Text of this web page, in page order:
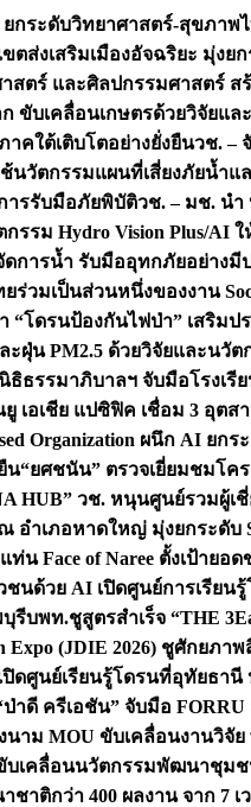
ยกระดับวิทยาศาสตร์-สุขภา
ตส่งเสริมเมืองอัจฉริยะ มุ่ง
ตร์ และศิลปกรรมศาสตร์
ขับเคลื่อนเกษตรด้วยวิจัยแล
าคใต้เติบโตอย่างยั่งยืนวช. –
นวัตกรรมแผนที่เสี่ยงภัยน้ำ
ารรับมือภัยพิบัติวช. – มช. นำ
รรม Hydro Vision Plus/AI
ดการน้ำ รับมืออุทกภัยอย่างมี
วมเป็นส่วนหนึ่งของงาน
“โดรนป้องกันไฟป่า” เสริ
ฝุ่น PM2.5 ด้วยวิจัยและนวัต
ธิธรรมาภิบาลฯ จับมือโรงเ
เอเชีย แปซิฟิค เชื่อม 3 อุ
Organization ผนึก AI ย
น“ยศชนัน” ตรวจเยี่ยมชมโค
HUB” วช. หนุนศูนย์รวม
อำเภอหาดใหญ่ มุ่งยกระดั
ท่น Face of Naree ตั้งเป้ายอ
นด้วย AI เปิดศูนย์การเรียน
บุรีบพท.ชูสูตรสำเร็จ “THE
Expo (JDIE 2026) ชูศักยภ
ปิดศูนย์เรียนรู้โดรนที่อุทัยธา
ป่าดี ครีเอชัน” จับมือ
าม MOU ขับเคลื่อนงานวิจั
บเคลื่อนนวัตกรรมพัฒนาชุม
ชาติกว่า 400 ผลงาน จาก 7